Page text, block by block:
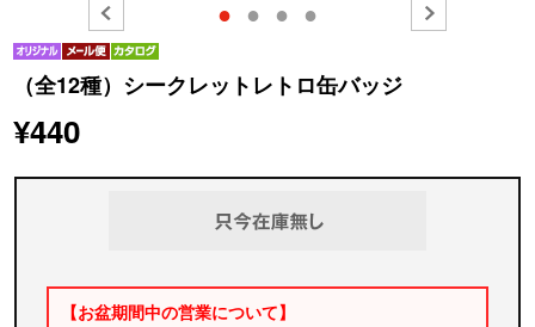
● ● ● ●
（全12種）シークレットレトロ缶バッジ
¥440
【お盆期間中の営業について】